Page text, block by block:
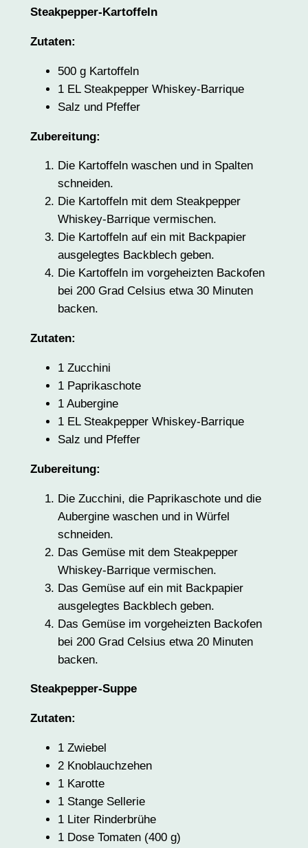
Steakpepper-Kartoffeln
Zutaten:
500 g Kartoffeln
1 EL Steakpepper Whiskey-Barrique
Salz und Pfeffer
Zubereitung:
Die Kartoffeln waschen und in Spalten
schneiden.
Die Kartoffeln mit dem Steakpepper
Whiskey-Barrique vermischen.
Die Kartoffeln auf ein mit Backpapier
ausgelegtes Backblech geben.
Die Kartoffeln im vorgeheizten Backofen
bei 200 Grad Celsius etwa 30 Minuten
backen.
Zutaten:
1 Zucchini
1 Paprikaschote
1 Aubergine
1 EL Steakpepper Whiskey-Barrique
Salz und Pfeffer
Zubereitung:
Die Zucchini, die Paprikaschote und die
Aubergine waschen und in Würfel
schneiden.
Das Gemüse mit dem Steakpepper
Whiskey-Barrique vermischen.
Das Gemüse auf ein mit Backpapier
ausgelegtes Backblech geben.
Das Gemüse im vorgeheizten Backofen
bei 200 Grad Celsius etwa 20 Minuten
backen.
Steakpepper-Suppe
Zutaten:
1 Zwiebel
2 Knoblauchzehen
1 Karotte
1 Stange Sellerie
1 Liter Rinderbrühe
1 Dose Tomaten (400 g)